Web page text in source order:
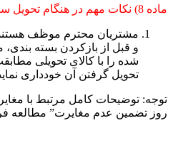
ماده 8) نکات مهم در هنگام تحویل سفارش
مشتریان محترم موظف
و قبل از بازکردن بسته
شده را با کالای تحویلی
تحویل گرفتن آن خودداری
روز تضمین عدم مغایرت” مطالعه